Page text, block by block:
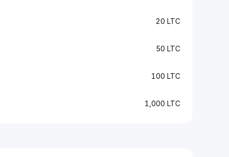
20 LTC
50 LTC
100 LTC
1,000 LTC